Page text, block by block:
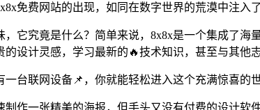
免费网站的出现，如同在数字世界的荒漠中注入
它究竟是什么？简单来说，8x8x是一个集成了
设计灵感，学习最新的🔥技术知识，甚至与其他
台联网设备📌，你就能轻松进入这个充满惊喜的世
作一张精美的海报，但手头又没有付费的设计